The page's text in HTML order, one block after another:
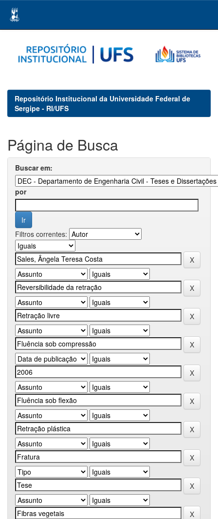
navigation
Repositório Institucional da Universidade Federal de
Sergipe - RI/UFS
Página de Busca
Buscar em:
por
Filtros correntes: